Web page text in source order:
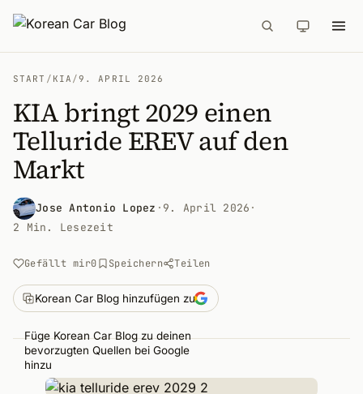
START / KIA /9. APRIL 2026
KIA bringt 2029 einen
Telluride EREV auf den
Markt
Jose Antonio Lopez · 9. April 2026 ·
2 Min. Lesezeit
Gefällt mir0 Speichern Teilen
Korean Car Blog hinzufügen zu
Füge Korean Car Blog zu deinen
bevorzugten Quellen bei Google
hinzu